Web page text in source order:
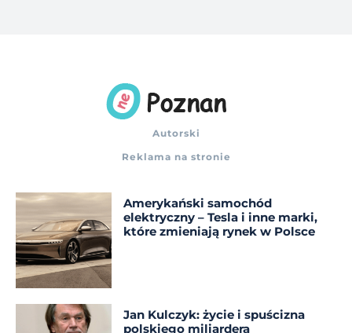
Autorski
Reklama na stronie
Amerykański samochód
elektryczny – Tesla i inne marki,
które zmieniają rynek w Polsce
Jan Kulczyk: życie i spuścizna
polskiego miliardera